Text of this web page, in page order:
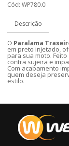
Cód: WP780.0
Descrição
O Paralama
em preto injetado,
para sua moto.
contra sujeira e
Com acabamento
quem deseja
estilo.